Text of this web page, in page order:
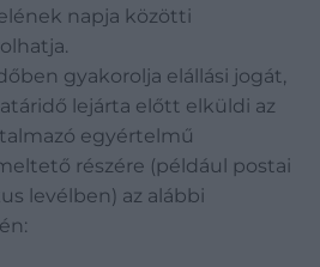
napja közötti
gyakorolja elállási jogát,
lejárta előtt elküldi az
egyértelmű
részére (például postai
levélben) az alábbi